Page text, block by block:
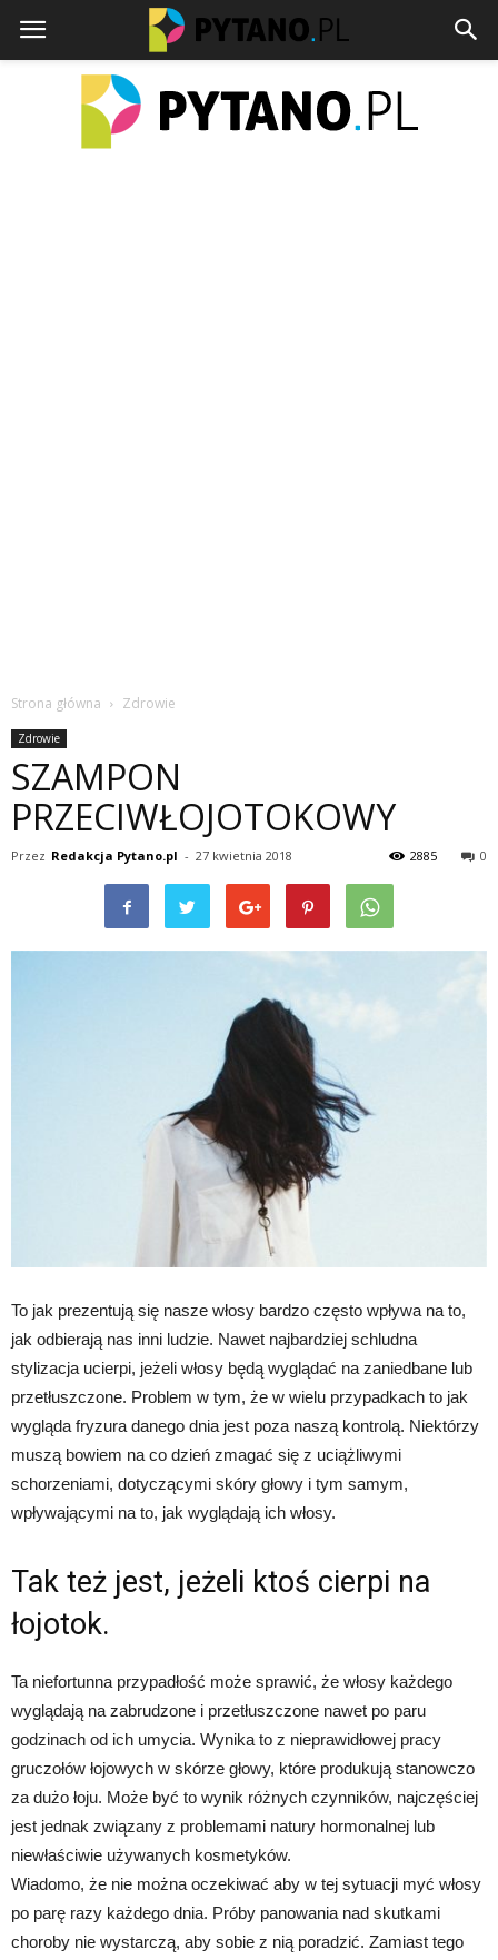
Strona główna Zdrowie
Zdrowie
SZAMPON
PRZECIWŁOJOTOKOWY
Przez Redakcja Pytano.pl - 27 kwietnia 2018 0
2885
To jak prezentują się nasze włosy bardzo często wpływa na to,
jak odbierają nas inni ludzie. Nawet najbardziej schludna
stylizacja ucierpi, jeżeli włosy będą wyglądać na zaniedbane lub
przetłuszczone. Problem w tym, że w wielu przypadkach to jak
wygląda fryzura danego dnia jest poza naszą kontrolą. Niektórzy
muszą bowiem na co dzień zmagać się z uciążliwymi
schorzeniami, dotyczącymi skóry głowy i tym samym,
wpływającymi na to, jak wyglądają ich włosy.
Tak też jest, jeżeli ktoś cierpi na
łojotok.
Ta niefortunna przypadłość może sprawić, że włosy każdego
wyglądają na zabrudzone i przetłuszczone nawet po paru
godzinach od ich umycia. Wynika to z nieprawidłowej pracy
gruczołów łojowych w skórze głowy, które produkują stanowczo
za dużo łoju. Może być to wynik różnych czynników, najczęściej
jest jednak związany z problemami natury hormonalnej lub
niewłaściwie używanych kosmetyków.
Wiadomo, że nie można oczekiwać aby w tej sytuacji myć włosy
po parę razy każdego dnia. Próby panowania nad skutkami
choroby nie wystarczą, aby sobie z nią poradzić. Zamiast tego